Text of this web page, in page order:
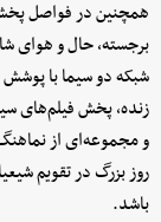
همچنین در فواصل پخش
برجسته، حال و هوای
شبکه دو سیما با
زنده، پخش فیلم‌های
و مجموعه‌ای از
روز بزرگ در تقویم
باشد.